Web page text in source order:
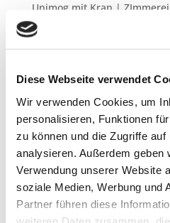
Diese Webseite verwendet
Wir verwenden Cookies, um
personalisieren, Funktionen
zu können und die Zugriffe
analysieren. Außerdem geben
Verwendung unserer Website
soziale Medien, Werbung und
Partner führen diese
Unimog mit Kran |
Neueste Beiträge
Lehrstellen 2026
Besuch bei ABA Holz
Jobmesse in Penzberg
Unsere Azubis 2025
Neueste Kommentare